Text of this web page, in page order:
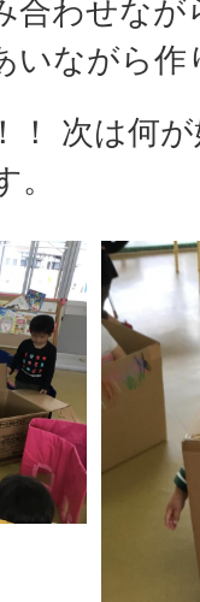
合わせなが
いながら作
！ 次は何